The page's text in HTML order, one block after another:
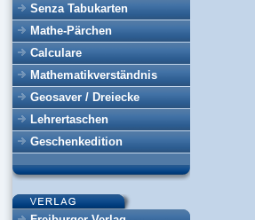
Senza Tabukarten
Mathe-Pärchen
Calculare
Mathematikverständnis
Geosaver / Dreiecke
Lehrertaschen
Geschenkedition